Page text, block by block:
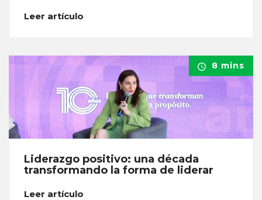
Leer artículo
8 mins
Liderazgo positivo: una década
transformando la forma de liderar
Leer artículo